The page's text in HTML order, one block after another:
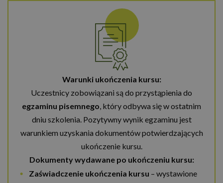
Warunki ukończenia kursu:
Uczestnicy zobowiązani są do przystąpienia do
egzaminu pisemnego, który odbywa się w ostatnim
dniu szkolenia. Pozytywny wynik egzaminu jest
warunkiem uzyskania dokumentów potwierdzających
ukończenie kursu.
Dokumenty wydawane po ukończeniu kursu:
Zaświadczenie ukończenia kursu – wystawione